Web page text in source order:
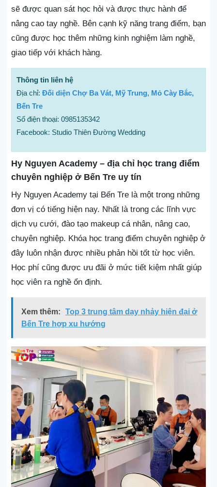
sẽ được quan sát học hỏi và được thực hành để
nâng cao tay nghề. Bên cạnh kỹ năng trang điểm, bạn
cũng được học thêm những kinh nghiệm làm nghề,
giao tiếp với khách hàng.
Thông tin liên hệ
Địa chỉ: Đối diện Chợ Ba Vát, Mỹ Trung, Mỏ Cày Bắc,
Bến Tre
Số điện thoại: 0985135342
Facebook: Studio Thiên Đường Wedding
Hy Nguyen Academy – địa chỉ học trang điểm
chuyên nghiệp ở Bến Tre uy tín
Hy Nguyen Academy tại Bến Tre là một trong những
đơn vị có tiếng hiện nay. Nhất là trong các lĩnh vực
dịch vụ cưới, đào tạo makeup cá nhân, nâng cao,
chuyên nghiệp. Khóa học trang điểm chuyên nghiệp ở
đây luôn nhận được nhiều phản hồi tốt từ học viên.
Học phí cũng được ưu đãi ở mức tiết kiệm nhất giúp
học viên ra nghề ổn định.
Xem thêm:
Top 3 trung tâm dạy nhảy hiện đại ở
Bến Tre hợp xu hướng